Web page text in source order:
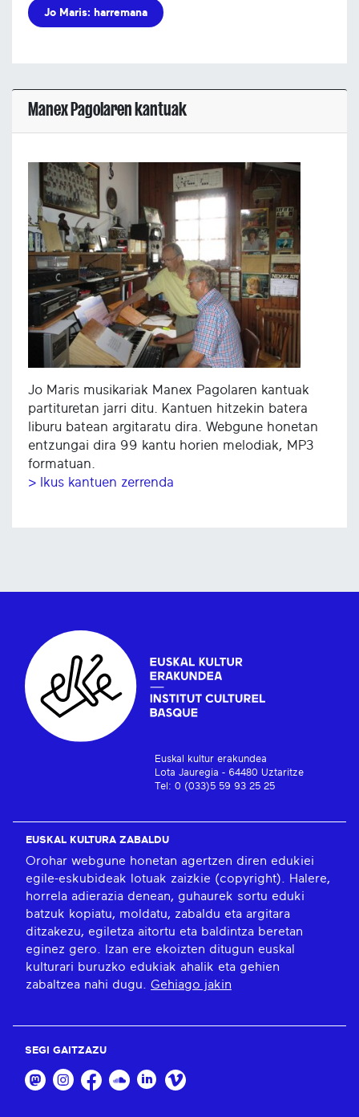
Jo Maris: harremana
Manex Pagolaren kantuak
Jo Maris musikariak Manex Pagolaren kantuak
partituretan jarri ditu. Kantuen hitzekin batera
liburu batean argitaratu dira. Webgune honetan
entzungai dira 99 kantu horien melodiak, MP3
formatuan.
> Ikus kantuen zerrenda
Euskal kultur erakundea
Lota Jauregia - 64480 Uztaritze
Tel: 0 (033)5 59 93 25 25
EUSKAL KULTURA ZABALDU
Orohar webgune honetan agertzen diren edukiei
egile-eskubideak lotuak zaizkie (copyright). Halere,
horrela adierazia denean, guhaurek sortu eduki
batzuk kopiatu, moldatu, zabaldu eta argitara
ditzakezu, egiletza aitortu eta baldintza beretan
eginez gero. Izan ere ekoizten ditugun euskal
kulturari buruzko edukiak ahalik eta gehien
zabaltzea nahi dugu. Gehiago jakin
SEGI GAITZAZU